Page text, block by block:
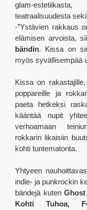
glam-
teatraalisuudesta
-”Ystävien rakkaus
elämisen arvoista,
bändin. Kissa on
myös syvällisempää
Kissa on
poppareille ja
paeta hetkeksi
kääntää nupit
verhoamaan
rokkarin likaisiin
kohti tuntematonta.
Yhtyeen
indie- ja punkrockin
bändejä kuten
Kohti Tuhoa,